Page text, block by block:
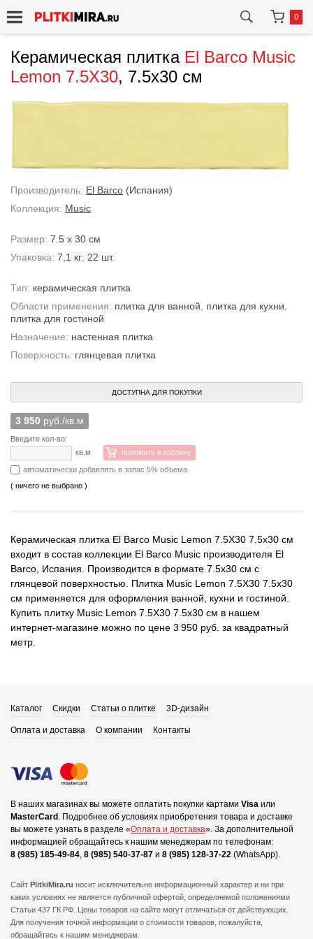
0
Керамическая плитка El Barco Music
Lemon 7.5X30, 7.5x30 см
Производитель: El Barco (Испания)
Коллекция: Music
Размер: 7.5 x 30 см
Упаковка: 7,1 кг; 22 шт.
Тип: керамическая плитка
Области применения: плитка для ванной плитка для кухни
плитка для гостиной
Назначение: настенная плитка
Поверхность: глянцевая плитка
ДОСТУПНА ДЛЯ ПОКУПКИ
3 950 руб./кв.м
Введите кол-во:
кв.м
положить в корзину
автоматически добавлять в запас 5% объема
( ничего не выбрано )
Керамическая плитка El Barco Music Lemon 7.5X30 7.5x30 см
входит в состав коллекции El Barco Music производителя El
Barco, Испания. Производится в формате 7.5x30 см с
глянцевой поверхностью. Плитка Music Lemon 7.5X30 7.5x30
см применяется для оформления ванной, кухни и гостиной.
Купить плитку Music Lemon 7.5X30 7.5x30 см в нашем
интернет-магазине можно по цене 3 950 руб. за квадратный
метр.
Каталог Скидки Статьи о плитке 3D-дизайн
Оплата и доставка О компании Контакты
В наших магазинах вы можете оплатить покупки картами Visa или
MasterCard . Подробнее об условиях приобретения товара и доставке
вы можете узнать в разделе «Оплата и доставка». За дополнительной
информацией обращайтесь к нашим менеджерам по телефонам:
8 (985) 185-49-84, 8 (985) 540-37-87 и 8 (985) 128-37-22 (WhatsApp).
Сайт PlitkiMira.ru носит исключительно информационный характер и ни при
каких условиях не является публичной офертой, определяемой положениями
Статьи 437 ГК РФ. Цены товаров на сайте могут отличаться от действующих.
Для получения точной информации о стоимости товаров, пожалуйста,
обращайтесь к нашим менеджерам.